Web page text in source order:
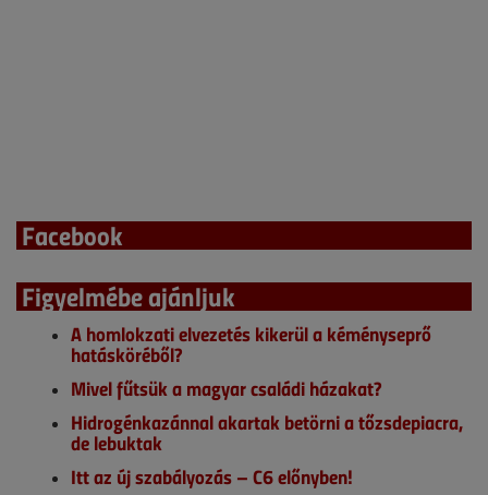
Facebook
Figyelmébe ajánljuk
A homlokzati elvezetés kikerül a kéményseprő
hatásköréből?
Mivel fűtsük a magyar családi házakat?
Hidrogénkazánnal akartak betörni a tőzsdepiacra,
de lebuktak
Itt az új szabályozás – C6 előnyben!